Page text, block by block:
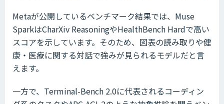
Metaが公開しているベンチマーク結果では、Muse
SparkはCharXiv ReasoningやHealthBench Hardで高い
スコアを示しています。そのため、図表の読み取りや健
康・医療に関する対話で強みが見られるモデルだと言
えます。
一方で、Terminal-Bench 2.0に代表されるコーディン